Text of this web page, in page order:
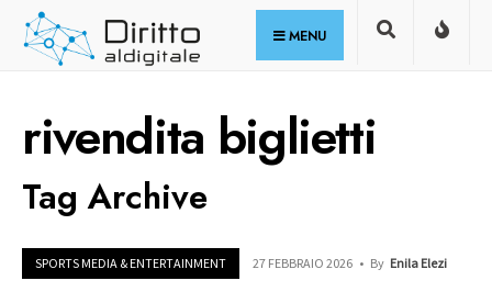
Skip
MENU
rivendita biglietti
Tag Archive
SPORTS MEDIA & ENTERTAINMENT 27 FEBBRAIO 2026 • By Enila Elezi